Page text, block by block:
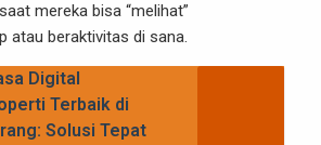
mereka bisa “melihat”
atau beraktivitas di sana.
Digital
Terbaik di
Solusi Tepat